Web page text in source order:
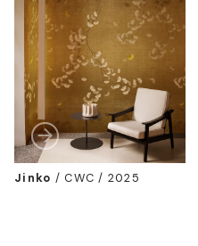
Jinko /CWC / 2025